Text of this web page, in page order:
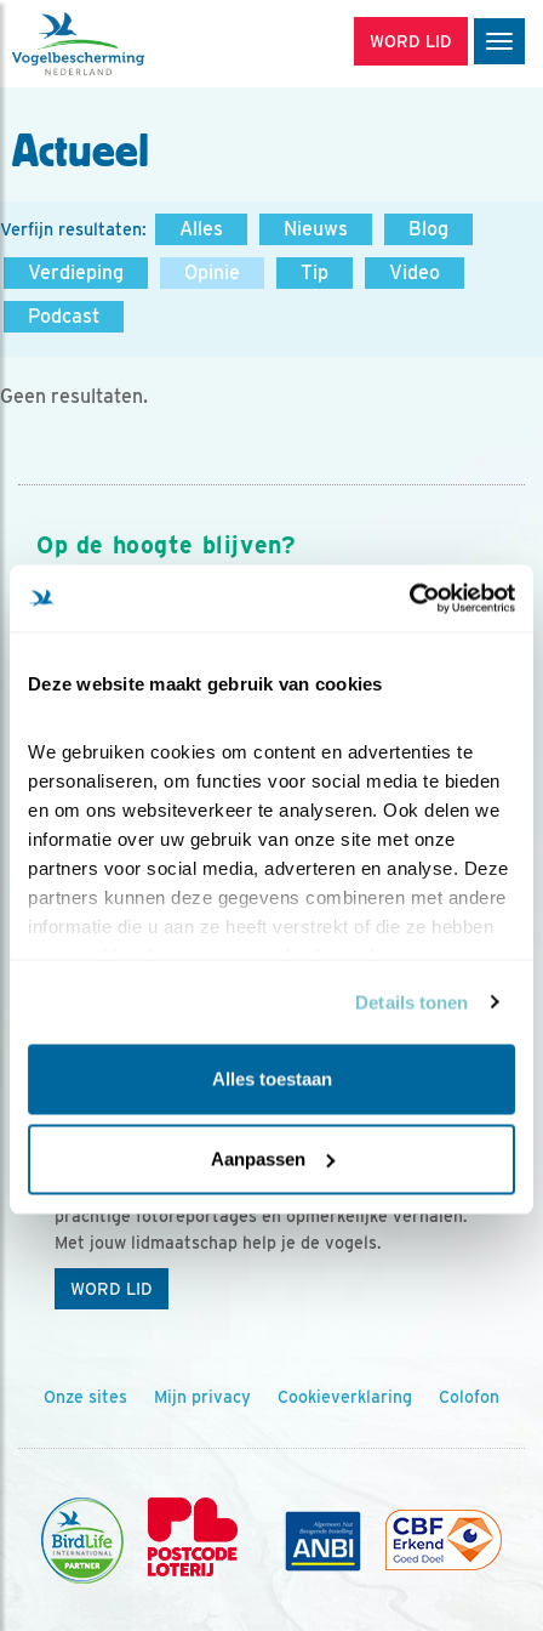
Deze website maakt gebruik van cookies
We gebruiken cookies om content en advertenties te
personaliseren, om functies voor social media te bieden
en om ons websiteverkeer te analyseren. Ook delen we
informatie over uw gebruik van onze site met onze
partners voor social media, adverteren en analyse. Deze
partners kunnen deze gegevens combineren met andere
informatie die u aan ze heeft verstrekt of die ze hebben
Details tonen
Alles toestaan
Aanpassen
WORD LID
Actueel
Verfijn resultaten: Alles Nieuws
Blog
Verdieping
Opinie Tip
Video
Podcast
Geen resultaten.
Op de hoogte blijven?
Meld je aan en ontvang nieuws, inspiratie, acties en tips
over vogels en activiteiten van Vogelbescherming.
Ontvang 5 x Vogels voor € 36,00 per jaar
Vogels is het tijdschrift voor onze leden, met
prachtige fotoreportages en opmerkelijke verhalen.
Met jouw lidmaatschap help je de vogels.
WORD LID
Onze sites Mijn privacy Cookieverklaring Colofon